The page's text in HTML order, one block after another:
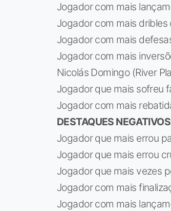
Jogador com mais
Jogador com mais dribles
Jogador com mais
Jogador com mais
Nicolás Domingo (River
Jogador que mais sofreu
Jogador com mais
DESTAQUES
Jogador que mais errou
Jogador que mais errou
Jogador que mais vezes
Jogador com mais
Jogador com mais